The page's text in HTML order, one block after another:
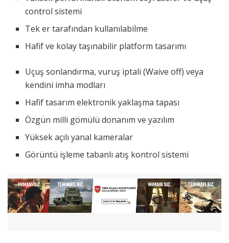
control sistemi
Tek er tarafından kullanılabilme
Hafif ve kolay taşınabilir platform tasarımı
Uçuş sonlandırma, vuruş iptali (Waive off) veya
kendini imha modları
Hafif tasarım elektronik yaklaşma tapası
Özgün milli gömülü donanım ve yazılım
Yüksek açılı yanal kameralar
Görüntü işleme tabanlı atış kontrol sistemi